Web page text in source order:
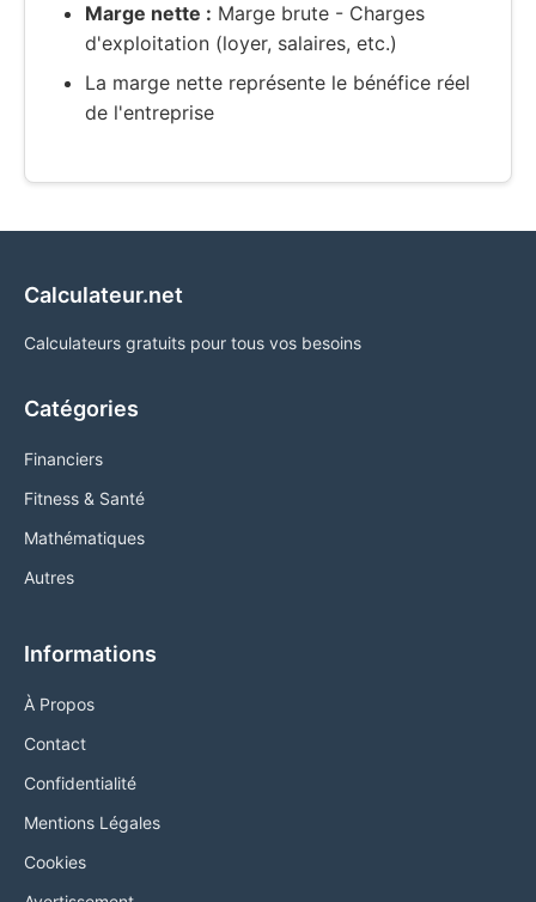
Marge nette : Marge brute - Charges
d'exploitation (loyer, salaires, etc.)
La marge nette représente le bénéfice réel
de l'entreprise
Calculateur.net
Calculateurs gratuits pour tous vos besoins
Catégories
Financiers
Fitness & Santé
Mathématiques
Autres
Informations
À Propos
Contact
Confidentialité
Mentions Légales
Cookies